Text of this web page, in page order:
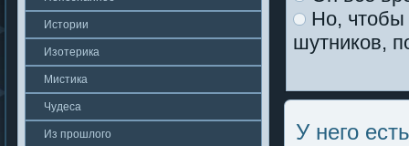
Истории
Изотерика
Мистика
Чудеса
Из прошлοгο
Но, чтобы
шутников,
У него